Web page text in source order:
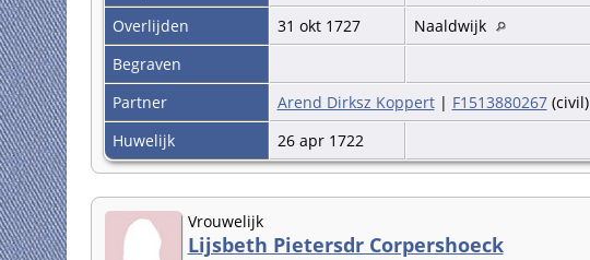
Overlijden
31 okt 1727
Naaldwijk
Begraven
Partner
Arend Dirksz Koppert| F1513880267(civil)
Huwelijk
26 apr 1722
Vrouwelijk
Lijsbeth Pietersdr Corpershoeck